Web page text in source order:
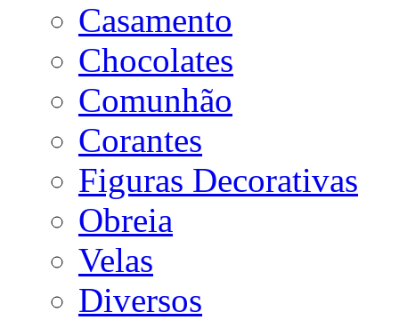
Casamento
Chocolates
Comunhão
Corantes
Figuras Decorativas
Obreia
Velas
Diversos